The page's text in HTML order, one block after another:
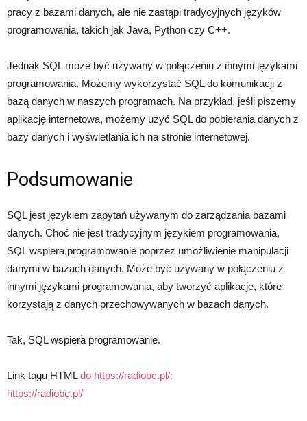
pracy z bazami danych, ale nie zastąpi tradycyjnych języków
programowania, takich jak Java, Python czy C++.
Jednak SQL może być używany w połączeniu z innymi językami
programowania. Możemy wykorzystać SQL do komunikacji z
bazą danych w naszych programach. Na przykład, jeśli piszemy
aplikację internetową, możemy użyć SQL do pobierania danych z
bazy danych i wyświetlania ich na stronie internetowej.
Podsumowanie
SQL jest językiem zapytań używanym do zarządzania bazami
danych. Choć nie jest tradycyjnym językiem programowania,
SQL wspiera programowanie poprzez umożliwienie manipulacji
danymi w bazach danych. Może być używany w połączeniu z
innymi językami programowania, aby tworzyć aplikacje, które
korzystają z danych przechowywanych w bazach danych.
Tak, SQL wspiera programowanie.
Link tagu HTMLdo https://radiobc.pl/:
https://radiobc.pl/